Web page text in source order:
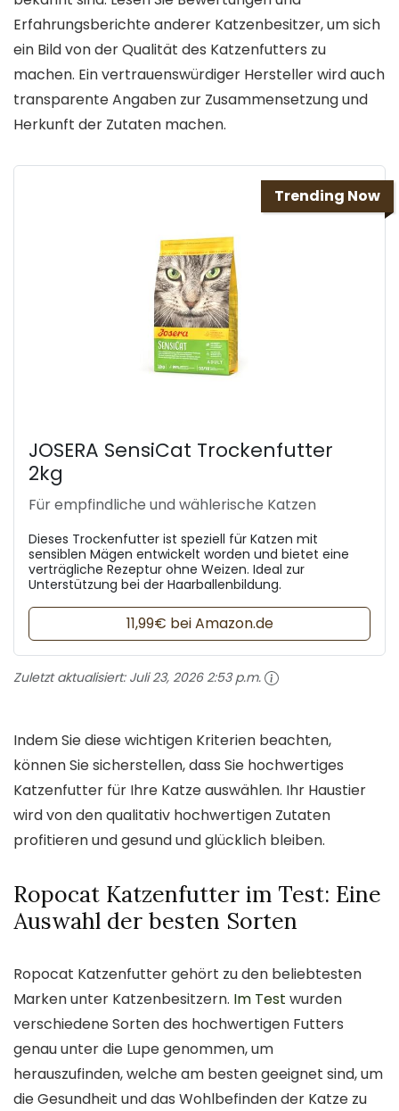
Erfahrungsberichte anderer Katzenbesitzer, um sich
ein Bild von der Qualität des Katzenfutters zu
machen. Ein vertrauenswürdiger Hersteller wird auch
transparente Angaben zur Zusammensetzung und
Herkunft der Zutaten machen.
Trending Now
JOSERA SensiCat Trockenfutter
2kg
Für empfindliche und wählerische Katzen
Dieses Trockenfutter ist speziell für Katzen mit
sensiblen Mägen entwickelt worden und bietet eine
verträgliche Rezeptur ohne Weizen. Ideal zur
Unterstützung bei der Haarballenbildung.
11,99€ bei Amazon.de
Zuletzt aktualisiert: Juli 23, 2026 2:53 p.m.
Indem Sie diese wichtigen Kriterien beachten,
können Sie sicherstellen, dass Sie hochwertiges
Katzenfutter für Ihre Katze auswählen. Ihr Haustier
wird von den qualitativ hochwertigen Zutaten
profitieren und gesund und glücklich bleiben.
Ropocat Katzenfutter im Test: Eine
Auswahl der besten Sorten
Ropocat Katzenfutter gehört zu den beliebtesten
Marken unter Katzenbesitzern. Im Test wurden
verschiedene Sorten des hochwertigen Futters
genau unter die Lupe genommen, um
herauszufinden, welche am besten geeignet sind, um
die Gesundheit und das Wohlbefinden der Katze zu